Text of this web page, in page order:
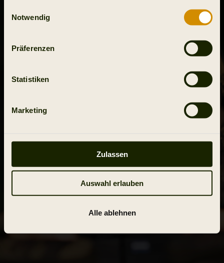
Notwendig
Präferenzen
Statistiken
Marketing
Zulassen
Auswahl erlauben
Alle ablehnen
HÄRKILA EXPLORE
Mehr lesen